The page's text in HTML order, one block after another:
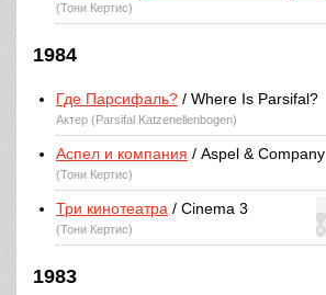
(Тони Кертис)
1984
Где Парсифаль? / Where Is Parsifal?
Актер (Parsifal Katzenellenbogen)
Аспел и компания / Aspel & Company
(Тони Кертис)
Три кинотеатра / Cinema 3
(Тони Кертис)
1983